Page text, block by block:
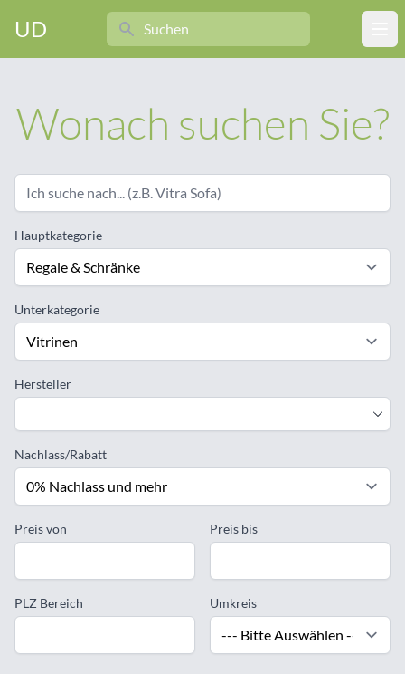
UD
Search
Wonach suchen Sie?
Hauptkategorie
Unterkategorie
Hersteller
Nachlass/Rabatt
Preis von Preis bis
PLZ Bereich Umkreis